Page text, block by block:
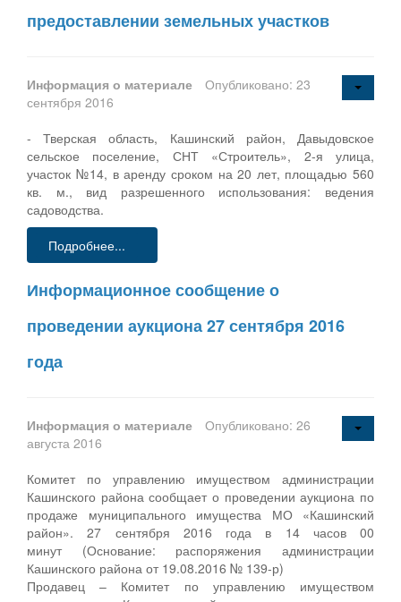
предоставлении земельных участков
Информация о материале
Опубликовано: 23
сентября 2016
- Тверская область, Кашинский район, Давыдовское
сельское поселение, СНТ «Строитель», 2-я улица,
участок №14, в аренду сроком на 20 лет, площадью 560
кв. м., вид разрешенного использования: ведения
садоводства.
Подробнее...
Информационное сообщение о
проведении аукциона 27 сентября 2016
года
Информация о материале
Опубликовано: 26
августа 2016
Комитет по управлению имуществом администрации
Кашинского района сообщает о проведении аукциона по
продаже муниципального имущества МО «Кашинский
район». 27 сентября 2016 года в 14 часов 00
минут (Основание: распоряжения администрации
Кашинского района от 19.08.2016 № 139-р)
Продавец – Комитет по управлению имуществом